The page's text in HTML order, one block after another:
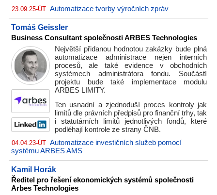
23.09.25-ÚT Automatizace tvorby výročních zpráv
Tomáš Geissler
Business Consultant společnosti ARBES Technologies
Největší přidanou hodnotou zakázky bude plná
automatizace administrace nejen interních
procesů, ale také evidence v obchodních
systémech administrátora fondu. Součástí
projektu bude také implementace modulu
ARBES LIMITY.
Ten usnadní a zjednoduší proces kontroly jak
limitů dle právních předpisů pro finanční trhy, tak
i statutárních limitů jednotlivých fondů, které
podléhají kontrole ze strany ČNB.
04.04.23-ÚT Automatizace investičních služeb pomocí
systému ARBES AMS
Kamil Horák
Ředitel pro řešení ekonomických systémů společnosti
Arbes Technologies